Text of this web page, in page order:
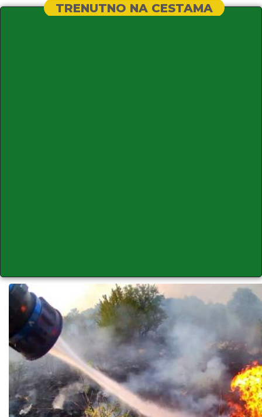
TRENUTNO NA CESTAMA